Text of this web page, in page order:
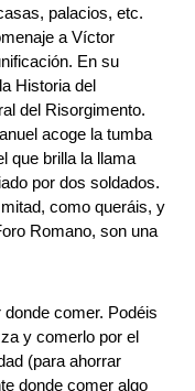
palacios, etc.
a Víctor
En su
Historia del
del Risorgimento.
acoge la tumba
que brilla la llama
por dos soldados.
como queráis, y
Romano, son una
comer. Podéis
y comerlo por el
(para ahorrar
donde comer algo